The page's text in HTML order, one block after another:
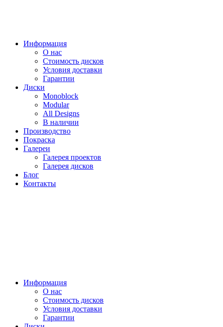
Информация
О нас
Стоимость дисков
Условия доставки
Гарантии
Диски
Monoblock
Modular
All Designs
В наличии
Производство
Покраска
Галереи
Галерея проектов
Галерея дисков
Блог
Контакты
Информация
О нас
Стоимость дисков
Условия доставки
Гарантии